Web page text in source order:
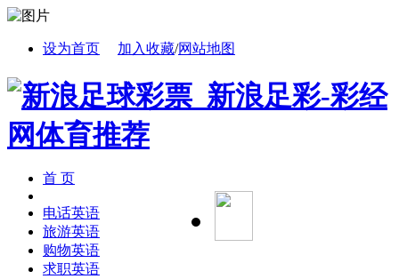
设为首页 加入收藏/网站地图
首 页
电话英语
旅游英语
购物英语
求职英语